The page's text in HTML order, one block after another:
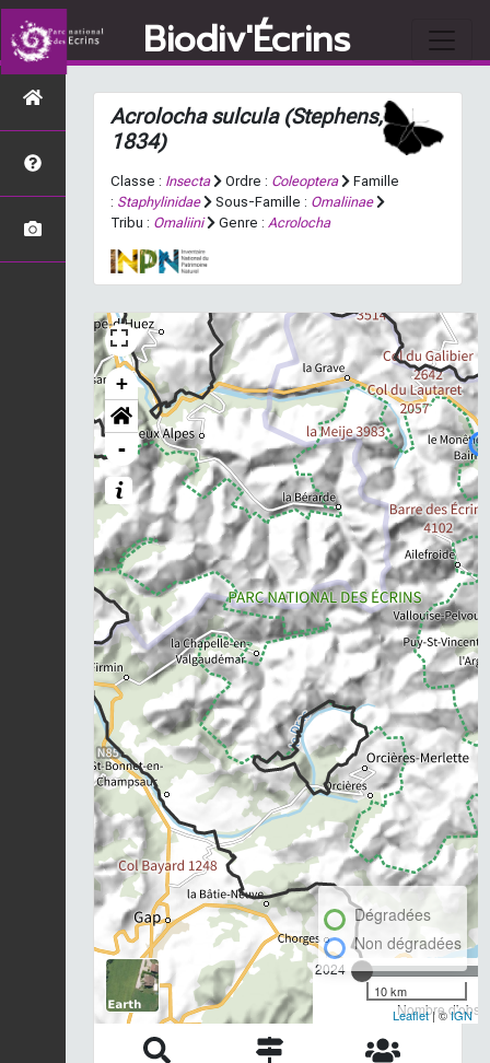
Biodiv'Écrins
Acrolocha sulcula(Stephens,
1834)
Classe : Insecta Ordre : Coleoptera
Famille
: Staphylinidae Sous-Famille : Omaliinae
Tribu : Omaliini Genre : Acrolocha
+
-
2024
Nombre
Dégradées
Non dégradées
10 km
Leaflet| ©IGN